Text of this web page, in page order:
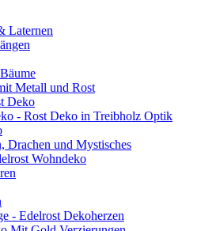
Laternen
Metall und Rost
Deko
- Rost Deko in Treibholz Optik
Drachen und Mystisches
Wohndeko
- Edelrost Dekoherzen